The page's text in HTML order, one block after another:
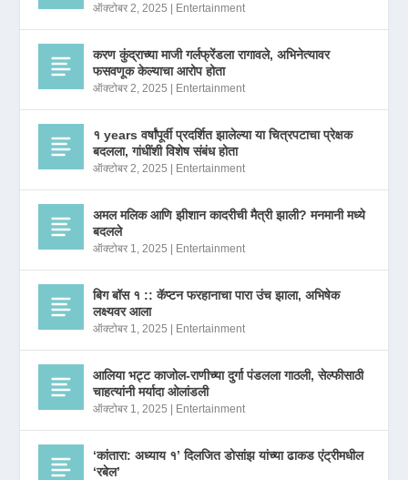
ऑक्टोबर 2, 2025 Entertainment
करण कुंद्राच्या माजी गर्लफ्रेंडला रागावले, अभिनेत्यावर
फसवणूक केल्याचा आरोप होता
ऑक्टोबर 2, 2025 Entertainment
१ years वर्षांपूर्वी प्रदर्शित झालेल्या या चित्रपटाचा प्रेक्षक
बदलला, गांधींशी विशेष संबंध होता
ऑक्टोबर 2, 2025 Entertainment
अमल मलिक आणि झीशान कादरीची मैत्री झाली? मनमानी मध्ये
बदलले
ऑक्टोबर 1, 2025 Entertainment
बिग बॉस १ :: कॅप्टन फरहानाचा पारा उंच झाला, अभिषेक
लक्ष्यवर आला
ऑक्टोबर 1, 2025 Entertainment
आलिया भट्ट काजोल-राणीच्या दुर्गा पंडलला गाठली, सेल्फीसाठी
चाहत्यांनी मर्यादा ओलांडली
ऑक्टोबर 1, 2025 Entertainment
‘कांतारा: अध्याय १’ दिलजित डोसांझ यांच्या ढाकड एंट्रीमधील
‘रबेल’